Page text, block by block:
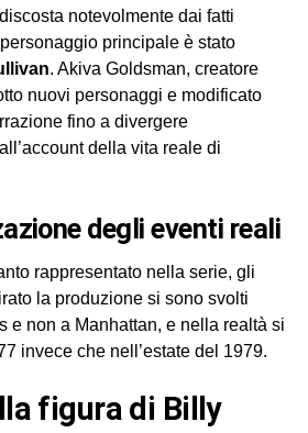
notevolmente dai fatti
principale è stato
. Akiva Goldsman, creatore
nuovi personaggi e modificato
fino a divergere
della vita reale di
degli eventi reali
rappresentato nella serie, gli
la produzione si sono svolti
e non a Manhattan, e nella realtà si
invece che nell’estate del 1979.